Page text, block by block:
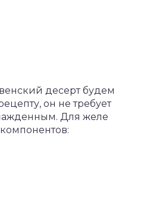
десерт будем
он не требует
Для желе